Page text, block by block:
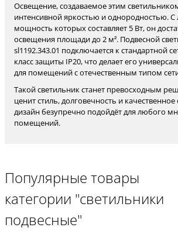
Освещение, создаваемое этим
интенсивной яркостью и однородностью.
мощность которых составляет 5 Вт, он
освещения площади до 2 м². Подвесной
sl1192.343.01 подключается к стандартной
класс защиты IP20, что делает его
для помещений с отечественным типом
Такой светильник станет превосходным
ценит стиль, долговечность и
дизайн безупречно подойдёт для любого
помещений.
Популярные товары
категории "светильники
подвесные"